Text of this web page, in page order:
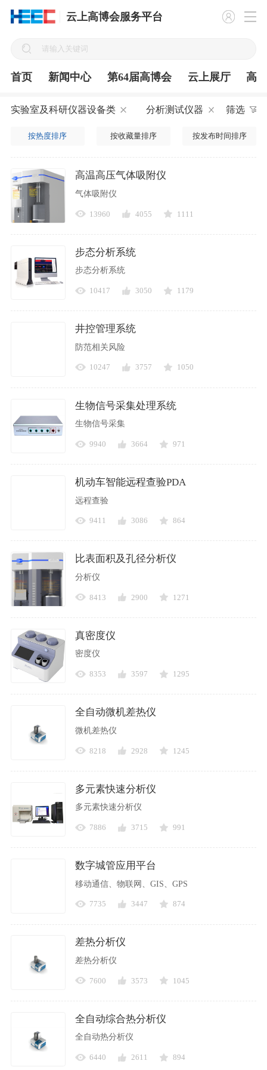
云上高博会服务平台
首页 新闻中心 第64届高博会 云上展厅 高
实验室及科研仪器设备类 分析测试仪器 筛选
按热度排序 按收藏量排序 按发布时间排序
高温高压气体吸附仪
气体吸附仪
13960 4055 1111
步态分析系统
步态分析系统
10417 3050 1179
井控管理系统
防范相关风险
10247 3757 1050
生物信号采集处理系统
生物信号采集
9940 3664 971
机动车智能远程查验PDA
远程查验
9411 3086 864
比表面积及孔径分析仪
分析仪
8413 2900 1271
真密度仪
密度仪
8353 3597 1295
全自动微机差热仪
微机差热仪
8218 2928 1245
多元素快速分析仪
多元素快速分析仪
7886 3715 991
数字城管应用平台
移动通信、物联网、GIS、GPS
7735 3447 874
差热分析仪
差热分析仪
7600 3573 1045
全自动综合热分析仪
全自动热分析仪
6440 2611 894